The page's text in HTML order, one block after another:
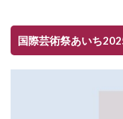
国際芸術祭あいち